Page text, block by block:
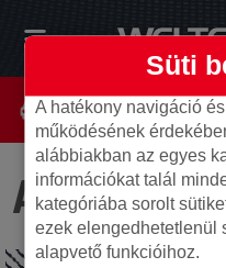
Az oldal
Süti
A hatékony navigáció
működésének
alábbiakban az egyes
információkat talál
kategóriába sorolt
ezek elengedhetetlenül
alapvető funkcióihoz.